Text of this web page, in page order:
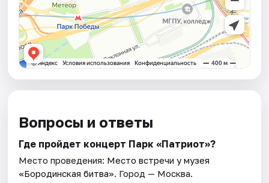
Вопросы и ответы
Где пройдет концерт Парк «Патриот»?
Место проведения: Место встречи у музея
«Бородинская битва». Город — Москва.